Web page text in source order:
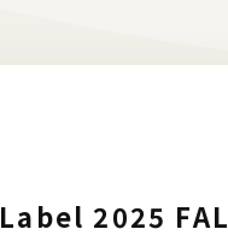
2025